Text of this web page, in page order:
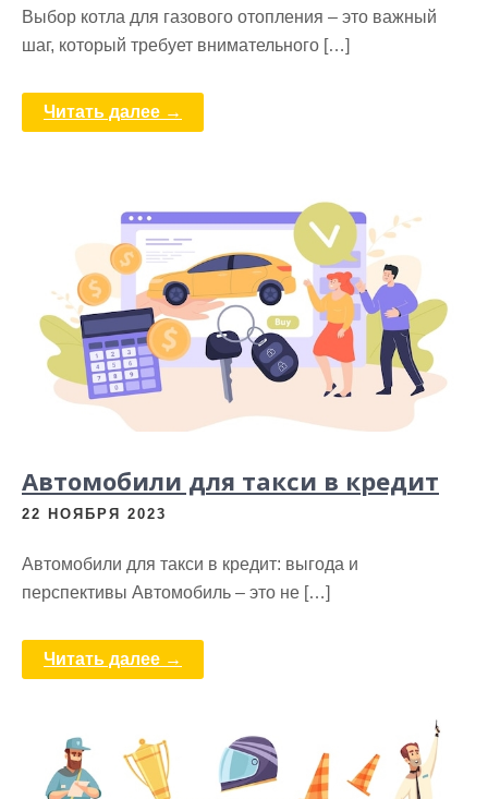
Выбор котла для газового отопления – это важный
шаг, который требует внимательного […]
Читать далее →
Автомобили для такси в кредит
22 НОЯБРЯ 2023
Автомобили для такси в кредит: выгода и
перспективы Автомобиль – это не […]
Читать далее →